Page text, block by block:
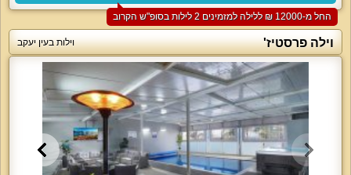
החל מ-‏12000 ₪ ללילה למזמינים 2 לילות בסופ"ש הקרוב
וילה פרסטיז' וילות בעין יעקב